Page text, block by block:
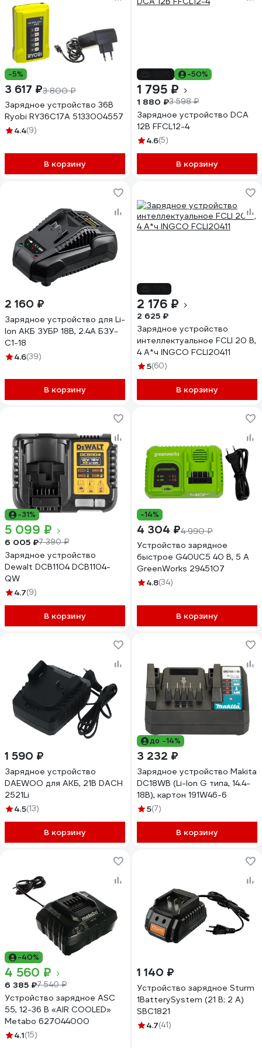
-5%
3 617 ₽3 800 ₽
Зарядное устройство 36В
Ryobi RY36C17A 5133004557
4.4(9)
В корзину
-50%
1 795 ₽
1 880 ₽3 598 ₽
Зарядное устройство DCA
12В FFCL12-4
4.6(5)
В корзину
2 160 ₽
Зарядное устройство для Li-
Ion АКБ ЗУБР 18В, 2.4А БЗУ-
С1-18
4.6(39)
В корзину
2 176 ₽
2 625 ₽
Зарядное устройство
интеллектуальное FCLI 20 В,
4 А*ч INGCO FCLI20411
5(60)
В корзину
-31%
5 099 ₽
6 005 ₽7 390 ₽
Зарядное устройство
Dewalt DCB1104 DCB1104-
QW
4.7(9)
В корзину
-14%
4 304 ₽4 990 ₽
Устройство зарядное
быстрое G40UC5 40 В, 5 А
GreenWorks 2945107
4.8(34)
В корзину
1 590 ₽
Зарядное устройство
DAEWOO для АКБ, 21В DACH
2521Li
4.5(13)
В корзину
до -14%
3 232 ₽
Зарядное устройство Makita
DC18WB (Li-Ion G типа, 14.4-
18В), картон 191W46-6
5(7)
В корзину
-40%
4 560 ₽
6 385 ₽7 540 ₽
Устройство зарядное ASC
55, 12-36 В «AIR COOLED»
Metabo 627044000
4.1(15)
1 140 ₽
Устройство зарядное Sturm
1BatterySystem (21 В; 2 А)
SBC1821
4.7(41)